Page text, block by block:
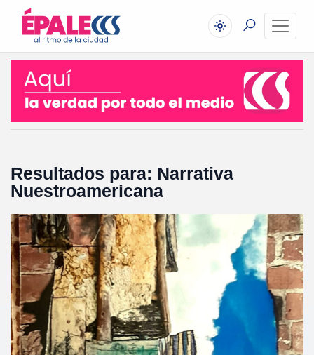
Resultados para: Narrativa
Nuestroamericana